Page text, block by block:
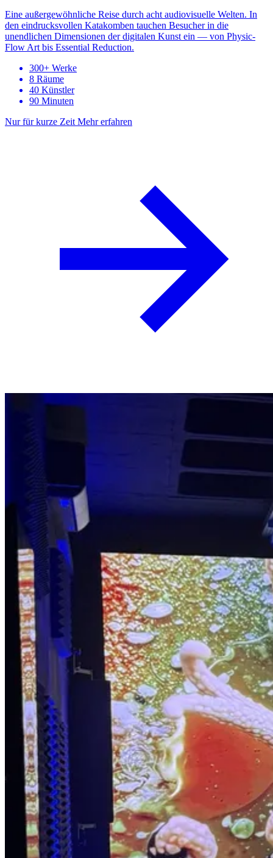
Eine außergewöhnliche Reise durch acht audiovisuelle Welten. In
den eindrucksvollen Katakomben tauchen Besucher in die
unendlichen Dimensionen der digitalen Kunst ein — von Physic-
Flow Art bis Essential Reduction.
300+ Werke
8 Räume
40 Künstler
90 Minuten
Nur für kurze Zeit Mehr erfahren